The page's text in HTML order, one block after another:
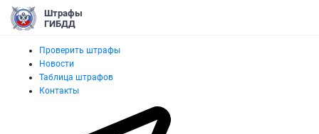
Штрафы
ГИБДД
Проверить штрафы
Новости
Таблица штрафов
Контакты